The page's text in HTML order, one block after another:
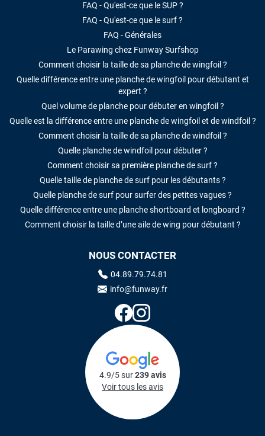
FAQ - Qu'est-ce que le SUP ?
FAQ - Qu'est-ce que le surf ?
FAQ - Générales
Le Parawing chez Funway Surfshop
Comment choisir la taille de sa planche de wingfoil ?
Quelle différence entre une planche de wingfoil pour débutant et
expert ?
Quel volume de planche pour débuter en wingfoil ?
Quelle est la différence entre une planche de wingfoil et de windfoil ?
Comment choisir la taille de sa planche de windfoil ?
Quelle planche de windfoil pour débuter ?
Comment choisir sa première planche de surf ?
Quelle taille de planche de surf pour les débutants ?
Quelle planche de surf pour surfer des petites vagues ?
Quelle différence entre une planche shortboard et longboard ?
Comment choisir la taille d’une aile de wing pour débutant ?
NOUS CONTACTER
04.89.79.74.81
info@funway.fr
4.9/5 sur239 avis
Voir tous les avis